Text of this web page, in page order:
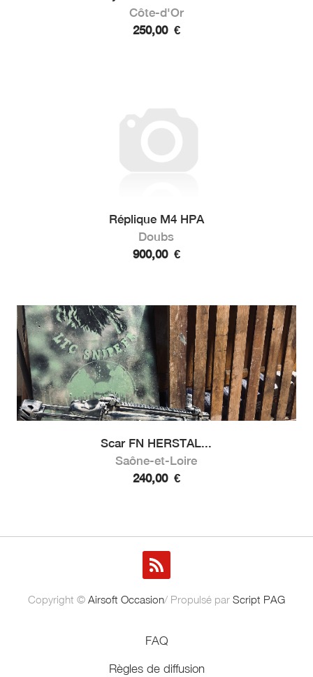
Côte-d'Or
250,00 €
Réplique M4 HPA
Doubs
900,00 €
Scar FN HERSTAL...
Saône-et-Loire
240,00 €
Copyright © Airsoft Occasion/ Propulsé par Script PAG
FAQ
Règles de diffusion